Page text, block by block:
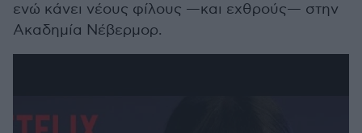
ενώ κάνει νέους φίλους —και εχθρούς— στην
Ακαδημία Νέβερμορ.